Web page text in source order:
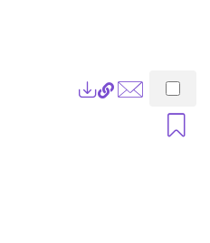
Lien
permanent
(Nouvelle
Envoyer